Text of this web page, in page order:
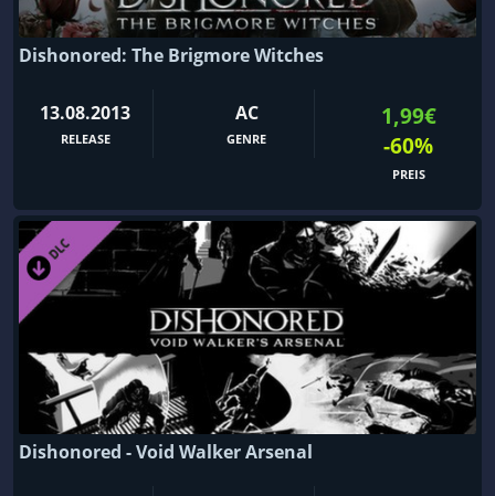
Dishonored: The Brigmore Witches
13.08.2013
RELEASE
AC
GENRE
1,99€
-60%
PREIS
Dishonored - Void Walker Arsenal